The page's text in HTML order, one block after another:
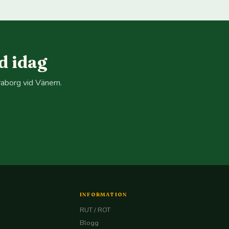
idag
vid Vänern.
INFORMATION
RUT / ROT
Blogg